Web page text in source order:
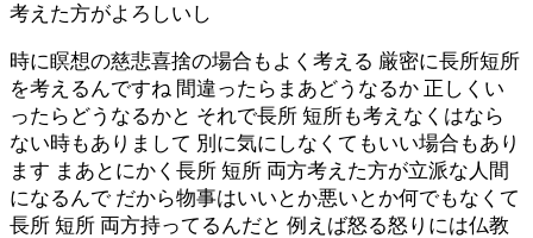
考えた方がよろしいし
時に瞑想の慈悲喜捨の場合もよく考える 厳密に長所短所
を考えるんですね 間違ったらまあどうなるか 正しくい
ったらどうなるかと それで長所 短所も考えなくはなら
ない時もありまして 別に気にしなくてもいい場合もあり
ます まあとにかく長所 短所 両方考えた方が立派な人間
になるんで だから物事はいいとか悪いとか何でもなくて
長所 短所 両方持ってるんだと 例えば怒る怒りには仏教